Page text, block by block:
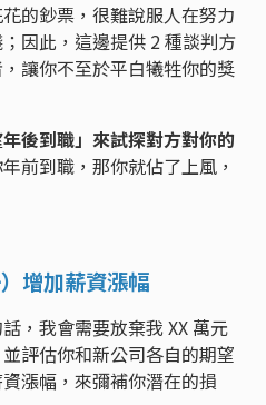
的鈔票，很難說服人在努力
因此，這邊提供 2 種談判方
讓你不至於平白犧牲你的獎
後到職」來試探對方對你的
前到職，那你就佔了上風，
增加薪資漲幅
，我會需要放棄我 XX 萬元
評估你和新公司各自的期望
漲幅，來彌補你潛在的損